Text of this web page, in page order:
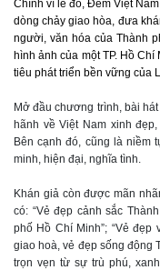
Chính vì lẽ đó, Đêm Việt Nam
dòng chảy giao hòa, đưa
người, văn hóa của Thành
hình ảnh của một TP. Hồ Chí
tiêu phát triển bền vững của
Mở đầu chương trình, bài hát
hãnh về Việt Nam xinh
Bên cạnh đó, cũng là niềm
minh, hiện đại, nghĩa tình.
Khán giả cònđượcmãn
có: “Vẻ đẹp cảnh sắc
phố Hồ Chí Minh”; “Vẻ đẹp
giao hoà, vẻ đẹp sống động
trọn vẹn từ sự trù phú,